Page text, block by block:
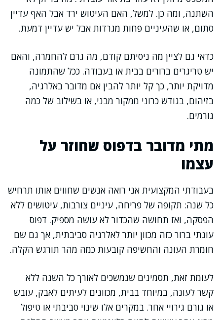
השתנה, ומה כן. למשל, האם העיטוש ירד אבל האף עדיין
סתום, או שהעיניים פחות מגרדות אבל יש עדיין דמעת.
כדאי גם לציין מה ניסיתם קודם, מה גרם להחמרה, והאם
יש טריגרים ברורים בבית או בעבודה. ככל שהתמונה
מדויקת יותר, כך קל יותר להבין אם מדובר באלרגיה,
בזיהום, בגודש כרוני ממקור מבני, או בשילוב של כמה
גורמים.
מתי מדובר בדפוס שחוזר על
עצמו
בעבודתי המקצועית אני רואה אנשים שחווים אותו תרחיש
כל שנה: תקופה של פריחה, עיניים צורבות, עיטושים ללא
הפסקה, ואז תחושה שהכדור לא עושה מספיק. דפוס
עונתי ברור כזה מכוון יותר לאלרגיה סביבתית, אך גם שם
חומרת העונה והחשיפה קובעות כמה מהר תורגש הקלה.
לעומת זאת, תסמינים שנמשכים לאורך כל השנה ללא
קשר לעונה, במיוחד בבית, מכוונים לעיתים לאבק, עובש
או גורם גירויי אחר. במקרים אלו שינוי סביבתי או טיפול